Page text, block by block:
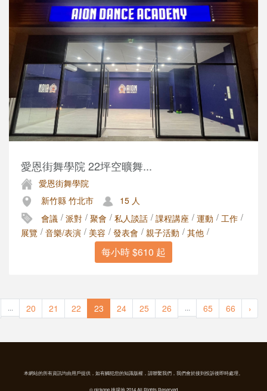
愛恩街舞學院 22坪空曠舞...
愛恩街舞學院
新竹縣 竹北市
15 人
會議 / 派對 / 聚會 / 私人談話 / 課程講座 / 運動 / 工作 /
展覽 / 音樂/表演 / 美容 / 發表會 / 親子活動 / 其他 /
每小時 $610 起
20 21 22 23 24 25 26 65 66 ›
本網站的所有資訊均由用戶提供，如有觸犯您的知識版權，請聯繫我們，我們會於接到投訴後即時處理。
© pickone 挑場地 2014 All Rights Reserved